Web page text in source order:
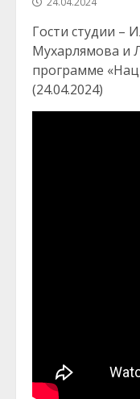
Гости студии –
Мухарлямова и
программе
(24.04.2024)